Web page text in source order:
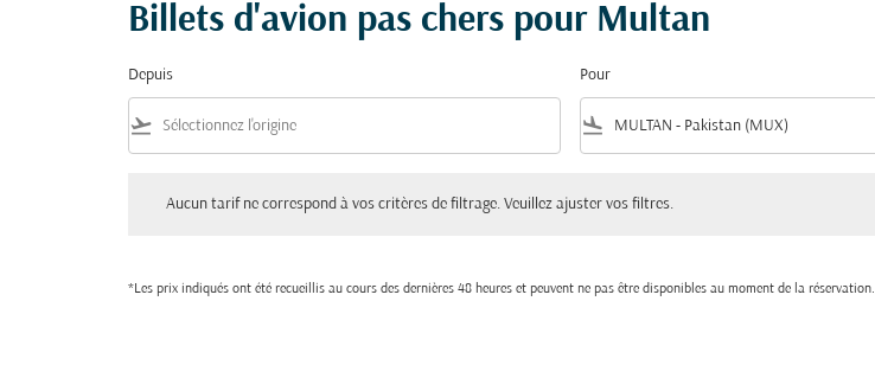
Billets d'avion pas chers pour Multan
Depuis
flight_takeoff
Pour
flight_land
Aucun tarif ne correspond à vos critères de filtrage. Veuillez ajuster vos filtres.
*Les prix indiqués ont été recueillis au cours des dernières 48 heures et peuvent ne pas être disponibles au moment de la réservation.